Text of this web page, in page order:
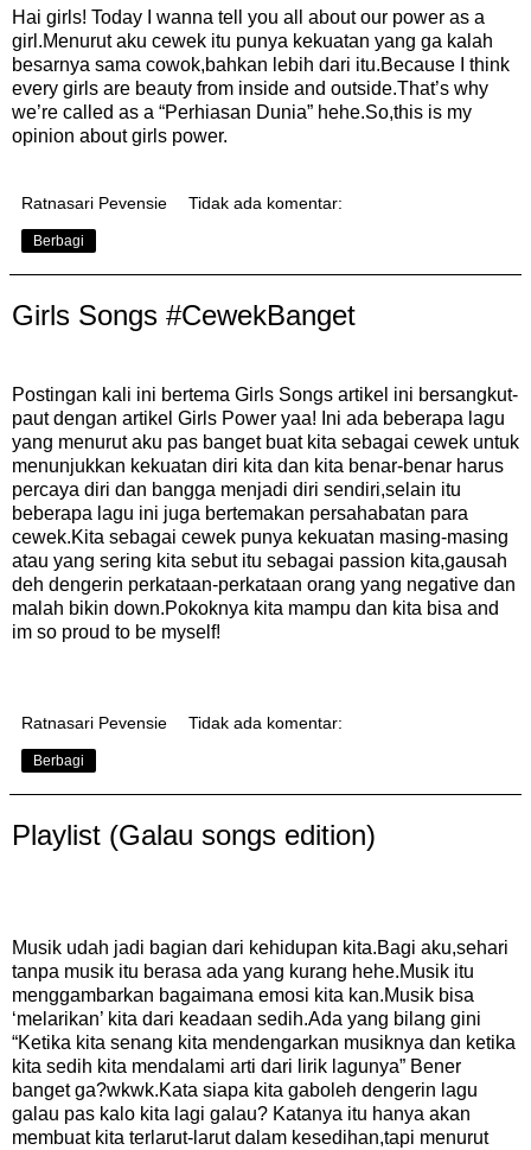
Hai girls! Today I wanna tell you all about our power as a
girl.Menurut aku cewek itu punya kekuatan yang ga kalah
besarnya sama cowok,bahkan lebih dari itu.Because I think
every girls are beauty from inside and outside.That’s why
we’re called as a “Perhiasan Dunia” hehe.So,this is my
opinion about girls power.
Ratnasari Pevensie Tidak ada komentar:
Berbagi
Girls Songs #CewekBanget
Postingan kali ini bertema Girls Songs artikel ini bersangkut-
paut dengan artikel Girls Power yaa! Ini ada beberapa lagu
yang menurut aku pas banget buat kita sebagai cewek untuk
menunjukkan kekuatan diri kita dan kita benar-benar harus
percaya diri dan bangga menjadi diri sendiri,selain itu
beberapa lagu ini juga bertemakan persahabatan para
cewek.Kita sebagai cewek punya kekuatan masing-masing
atau yang sering kita sebut itu sebagai passion kita,gausah
deh dengerin perkataan-perkataan orang yang negative dan
malah bikin down.Pokoknya kita mampu dan kita bisa and
im so proud to be myself!
Ratnasari Pevensie Tidak ada komentar:
Berbagi
Playlist (Galau songs edition)
Musik udah jadi bagian dari kehidupan kita.Bagi aku,sehari
tanpa musik itu berasa ada yang kurang hehe.Musik itu
menggambarkan bagaimana emosi kita kan.Musik bisa
‘melarikan’ kita dari keadaan sedih.Ada yang bilang gini
“Ketika kita senang kita mendengarkan musiknya dan ketika
kita sedih kita mendalami arti dari lirik lagunya” Bener
banget ga?wkwk.Kata siapa kita gaboleh dengerin lagu
galau pas kalo kita lagi galau? Katanya itu hanya akan
membuat kita terlarut-larut dalam kesedihan,tapi menurut